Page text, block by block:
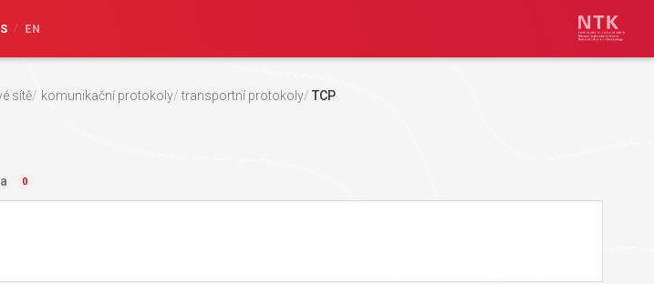
/ EN
sítě komunikační protokoly transportní protokoly TCP
0